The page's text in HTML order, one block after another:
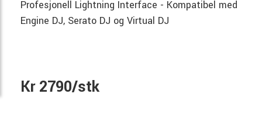
Profesjonell Lightning Interface - Kompatibel med
Engine DJ, Serato DJ og Virtual DJ
Kr 2790/stk